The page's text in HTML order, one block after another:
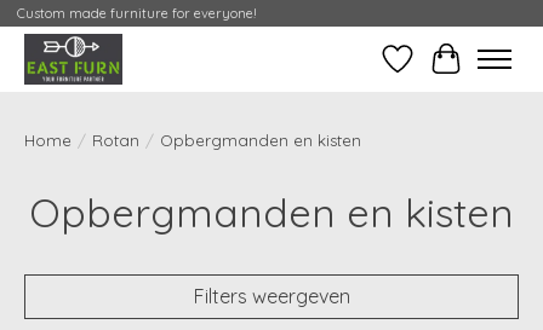
Custom made furniture for everyone!
Verlanglijst
Mijn
Home / Rotan / Opbergmanden en kisten
Opbergmanden en kisten
Filters weergeven